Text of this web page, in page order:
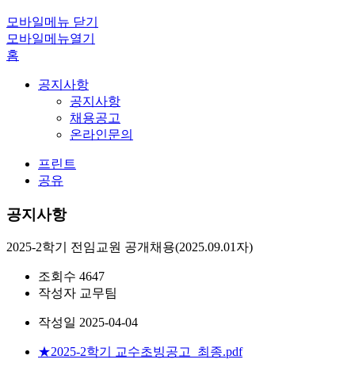
모바일메뉴 닫기
모바일메뉴열기
홈
공지사항
공지사항
채용공고
온라인문의
프린트
공유
공지사항
2025-2학기 전임교원 공개채용(2025.09.01자)
조회수 4647
작성자 교무팀
작성일 2025-04-04
★2025-2학기 교수초빙공고_최종.pdf